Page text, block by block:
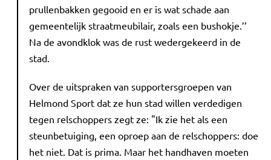
prullenbakken gegooid en er is wat schade aan
gemeentelijk straatmeubilair, zoals een bushokje.’’
Na de avondklok was de rust wedergekeerd in de
stad.
Over de uitspraken van supportersgroepen van
Helmond Sport dat ze hun stad willen verdedigen
tegen relschoppers zegt ze: "Ik zie het als een
steunbetuiging, een oproep aan de relschoppers: doe
het niet. Dat is prima. Maar het handhaven moeten